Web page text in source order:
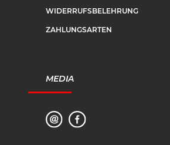
WIDERRUFSBELEHRUNG
ZAHLUNGSARTEN
MEDIA